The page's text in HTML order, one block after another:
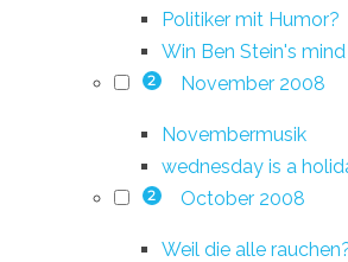
Politiker mit Humor?
Win Ben Stein's mind
2 November 2008
Novembermusik
wednesday is a
2 October 2008
Weil die alle